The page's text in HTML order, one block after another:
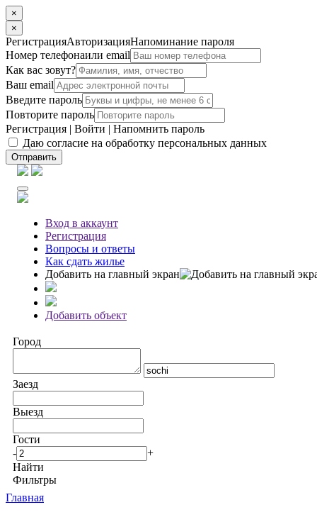
×
×
РегистрацияАвторизацияНапоминание пароля
Номер телефонаили email
Как вас зовут?
Ваш email
Введите пароль
Повторите пароль
Регистрация | Войти | Напомнить пароль
Даю согласие на обработку персональных данных
Отправить
Вход в аккаунт
Регистрация
Вопросы и ответы
Как сдать жилье
Добавить на главный экран
Добавить объект
Город
Заезд
Выезд
Гости
-
+
Найти
Фильтры
Главная